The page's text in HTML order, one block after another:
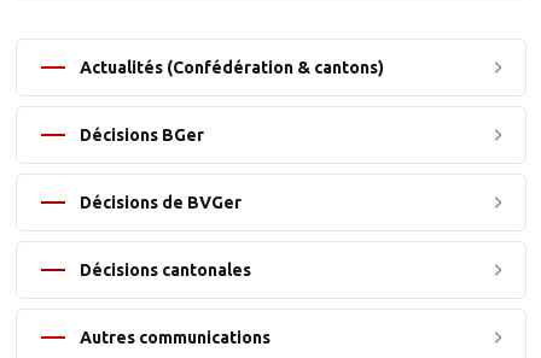
Actualités (Confédération & cantons)
Décisions BGer
Décisions de BVGer
Décisions cantonales
Autres communications